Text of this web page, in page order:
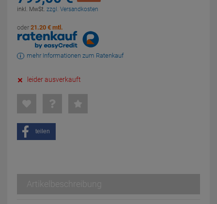
inkl. MwSt. zzgl. Versandkosten
oder 21.20 € mtl.
mehr Informationen zum Ratenkauf
leider ausverkauft
teilen
Artikelbeschreibung